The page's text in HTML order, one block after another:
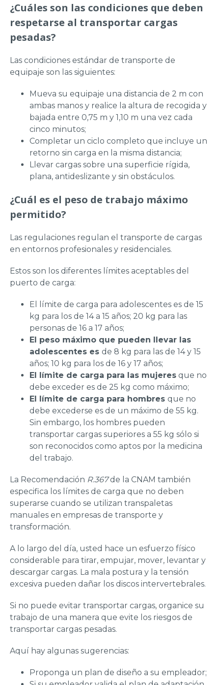
¿Cuáles son las condiciones que deben
respetarse al transportar cargas
pesadas?
Las condiciones estándar de transporte de
equipaje son las siguientes:
Mueva su equipaje una distancia de 2 m con
ambas manos y realice la altura de recogida y
bajada entre 0,75 m y 1,10 m una vez cada
cinco minutos;
Completar un ciclo completo que incluye un
retorno sin carga en la misma distancia;
Llevar cargas sobre una superficie rígida,
plana, antideslizante y sin obstáculos.
¿Cuál es el peso de trabajo máximo
permitido?
Las regulaciones regulan el transporte de cargas
en entornos profesionales y residenciales.
Estos son los diferentes límites aceptables del
puerto de carga:
El límite de carga para adolescentes es de 15
kg para los de 14 a 15 años; 20 kg para las
personas de 16 a 17 años;
El peso máximo que pueden llevar las
adolescentes es de 8 kg para las de 14 y 15
años; 10 kg para los de 16 y 17 años;
El límite de carga para las mujeres que no
debe exceder es de 25 kg como máximo;
El límite de carga para hombres que no
debe excederse es de un máximo de 55 kg.
Sin embargo, los hombres pueden
transportar cargas superiores a 55 kg sólo si
son reconocidos como aptos por la medicina
del trabajo.
La Recomendación R.367de la CNAM también
especifica los límites de carga que no deben
superarse cuando se utilizan transpaletas
manuales en empresas de transporte y
transformación.
A lo largo del día, usted hace un esfuerzo físico
considerable para tirar, empujar, mover, levantar y
descargar cargas. La mala postura y la tensión
excesiva pueden dañar los discos intervertebrales.
Si no puede evitar transportar cargas, organice su
trabajo de una manera que evite los riesgos de
transportar cargas pesadas.
Aquí hay algunas sugerencias:
Proponga un plan de diseño a su empleador;